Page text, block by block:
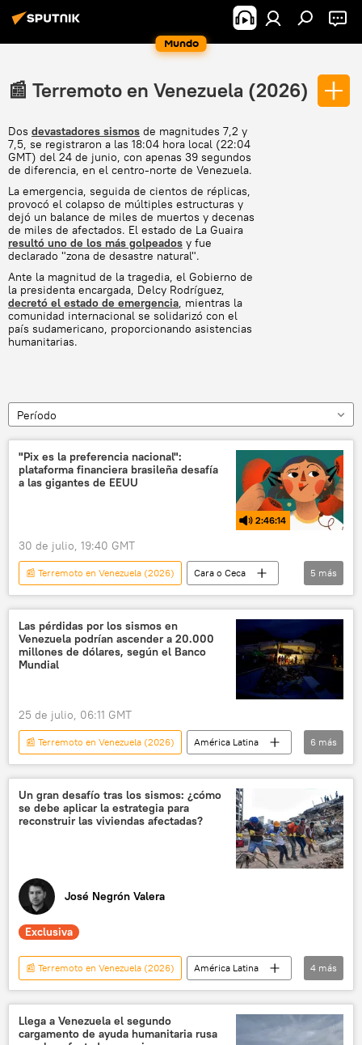
Mundo
📰 Terremoto en Venezuela (2026)
Dos devastadores sismos de magnitudes 7,2 y
7,5, se registraron a las 18:04 hora local (22:04
GMT) del 24 de junio, con apenas 39 segundos
de diferencia, en el centro-norte de Venezuela.
La emergencia, seguida de cientos de réplicas,
provocó el colapso de múltiples estructuras y
dejó un balance de miles de muertos y decenas
de miles de afectados. El estado de La Guaira
resultó uno de los más golpeados y fue
declarado "zona de desastre natural".
Ante la magnitud de la tragedia, el Gobierno de
la presidenta encargada, Delcy Rodríguez,
decretó el estado de emergencia, mientras la
comunidad internacional se solidarizó con el
país sudamericano, proporcionando asistencias
humanitarias.
Período
"Pix es la preferencia nacional":
plataforma financiera brasileña desafía
a las gigantes de EEUU
2:46:14
30 de julio, 19:40 GMT
📰 Terremoto en Venezuela (2026)
Cara o Ceca
EEUU
política
Brasil
Venezuela
📈 Mercados y finanzas
5 más
Las pérdidas por los sismos en
Venezuela podrían ascender a 20.000
millones de dólares, según el Banco
Mundial
25 de julio, 06:11 GMT
📰 Terremoto en Venezuela (2026)
América Latina
seguridad
Venezuela
Banco Mundial
Banco de Desarrollo de América Latina (CAF)
6 más
Un gran desafío tras los sismos: ¿cómo
se debe aplicar la estrategia para
reconstruir las viviendas afectadas?
José Negrón Valera
Exclusiva
📰 Terremoto en Venezuela (2026)
América Latina
Delcy Rodríguez
Venezuela
Caracas
💬 Entrevistas
4 más
Llega a Venezuela el segundo
cargamento de ayuda humanitaria rusa